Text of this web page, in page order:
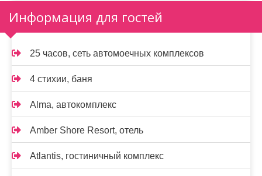
Информация для гостей
25 часов, сеть автомоечных комплексов
4 стихии, баня
Alma, автокомплекс
Amber Shore Resort, отель
Atlantis, гостиничный комплекс